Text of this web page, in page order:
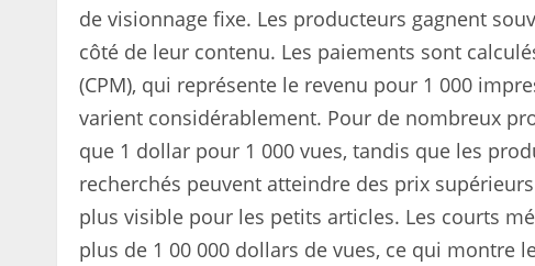
de visionnage fixe. Les producteurs gagnent
côté de leur contenu. Les paiements sont
(CPM), qui représente le revenu pour 1 000
varient considérablement. Pour de nombreux
que 1 dollar pour 1 000 vues, tandis que les
recherchés peuvent atteindre des prix
plus visible pour les petits articles. Les courts
plus de 1 00 000 dollars de vues, ce qui montre